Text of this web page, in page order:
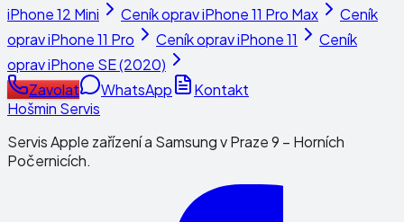
iPhone 12 Mini
Ceník opraviPhone 11 Pro Max
Ceník
opraviPhone 11 Pro Ceník opraviPhone 11
Ceník
opraviPhone SE (2020)
Zavolat
WhatsApp
Kontakt
Hošmin Servis
Servis Apple zařízení a Samsung v Praze 9 – Horních
Počernicích.